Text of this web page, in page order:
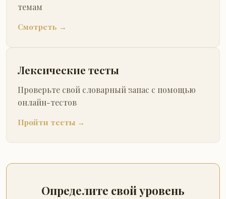
темам
Смотреть →
Лексические тесты
Проверьте свой словарный запас с помощью
онлайн-тестов
Пройти тесты →
Определите свой уровень